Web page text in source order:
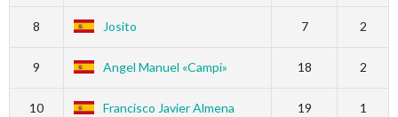
8 Josito 7 2
9 Angel Manuel «Campi» 18 2
10
Francisco Javier Almena
19 1